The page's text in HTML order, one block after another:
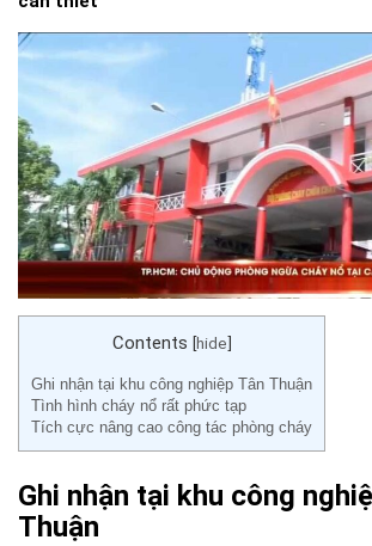
Contents [hide]
Ghi nhận tại khu công nghiệp Tân Thuận
Tình hình cháy nổ rất phức tạp
Tích cực nâng cao công tác phòng cháy
Ghi nhận tại khu công
Thuận